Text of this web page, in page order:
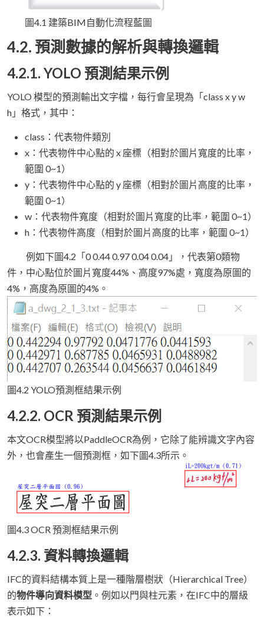
圖4.1 建築BIM自動化流程藍圖
4.2. 預測數據的解析與轉換邏輯
4.2.1. YOLO 預測結果示例
YOLO 模型的預測輸出文字檔，每行會呈現為「class x y w
h」格式，其中：
class：代表物件類別
x：代表物件中心點的 x 座標（相對於圖片寬度的比率，
範圍 0~1）
y：代表物件中心點的 y 座標（相對於圖片高度的比率，
範圍 0~1）
w：代表物件寬度（相對於圖片寬度的比率，範圍 0~1）
h：代表物件高度（相對於圖片高度的比率，範圍 0~1）
例如下圖4.2「0 0.44 0.97 0.04 0.04」，代表第0類物
件，中心點位於圖片寬度44%、高度97%處，寬度為原圖的
4%，高度為原圖的4%。
圖4.2 YOLO預測框結果示例
4.2.2. OCR 預測結果示例
本文OCR模型將以PaddleOCR為例，它除了能辨識文字內容
外，也會產生一個預測框，如下圖4.3所示。
圖4.3 OCR 預測框結果示例
4.2.3. 資料轉換邏輯
IFC的資料結構本質上是一種階層樹狀（Hierarchical Tree）
的物件導向資料模型 。例如以門與柱元素，在IFC中的層級
表示如下：